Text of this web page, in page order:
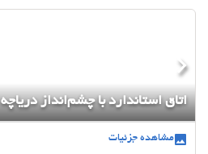
اتاق استاندارد با چشم‌انداز دریاچه
مشاهده جزئیات